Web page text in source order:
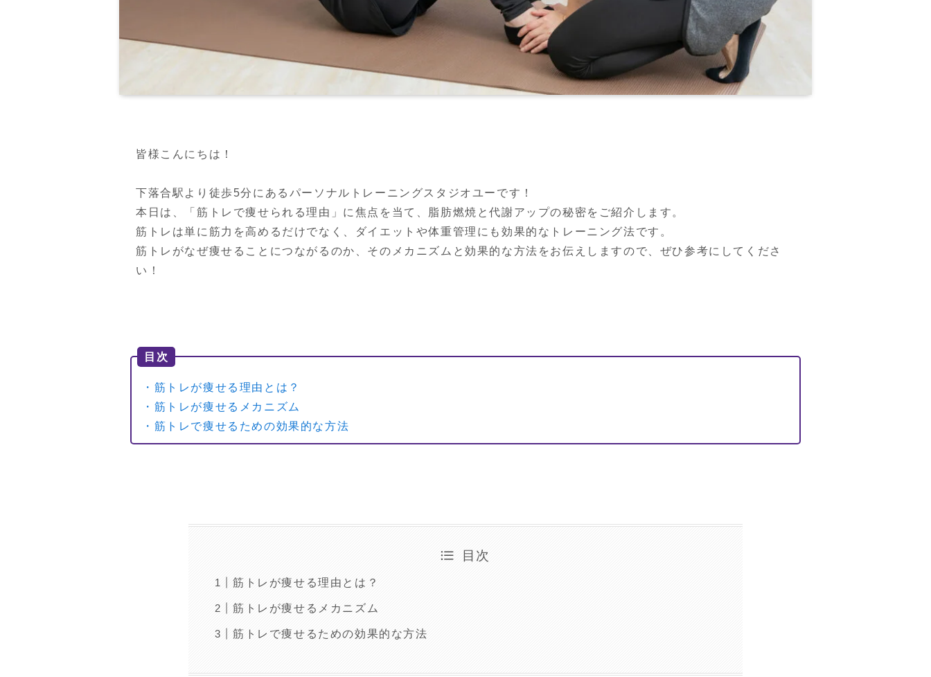
皆様こんにちは！
下落合駅より徒歩5分にあるパーソナルトレーニングスタジオユーです！
本日は、「筋トレで痩せられる理由」に焦点を当て、脂肪燃焼と代謝アップの秘密をご紹介します。
筋トレは単に筋力を高めるだけでなく、ダイエットや体重管理にも効果的なトレーニング法です。
筋トレがなぜ痩せることにつながるのか、そのメカニズムと効果的な方法をお伝えしますので、ぜひ参考にしてくださ
い！
目次
・筋トレが痩せる理由とは？
・筋トレが痩せるメカニズム
・筋トレで痩せるための効果的な方法
目次
筋トレが痩せる理由とは？
筋トレが痩せるメカニズム
筋トレで痩せるための効果的な方法